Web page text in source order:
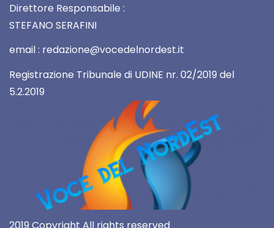
Direttore Responsabile :
STEFANO SERAFINI
email : redazione@vocedelnordest.it
Registrazione Tribunale di UDINE nr. 02/2019 del
5.2.2019